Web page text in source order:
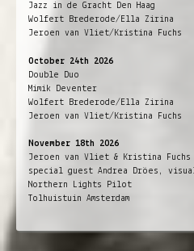
Jazz in de Gracht Den Haag
Wolfert Brederode/Ella Zirina
Jeroen van Vliet/Kristina Fuchs
October 24th 2026
Double Duo
Mimik Deventer
Wolfert Brederode/Ella Zirina
Jeroen van Vliet/Kristina Fuchs
November 18th 2026
Jeroen van Vliet & Kristina Fuchs
special guest Andrea Dröes,
Northern Lights Pilot
Tolhuistuin Amsterdam